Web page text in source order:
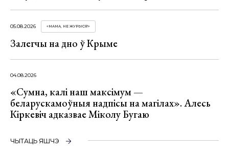
05.08.2026 «МАМА, НЕ ЖУРЫСЯ!»
Залегчы на дно ў Крыме
04.08.2026
«Сумна, калі наш максімум —
беларускамоўныя надпісы на магілах». Алесь
Кіркевіч адказвае Міколу Бугаю
ЧЫТАЦЬ ЯШЧЭ